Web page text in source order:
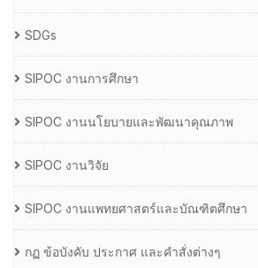
SDGs
SIPOC งานการศึกษา
SIPOC งานนโยบายและพัฒนาคุณภาพ
SIPOC งานวิจัย
SIPOC งานแพทยศาสตร์และบัณฑิตศึกษา
กฏ ข้อบังคับ ประกาศ และคำสั่งต่างๆ